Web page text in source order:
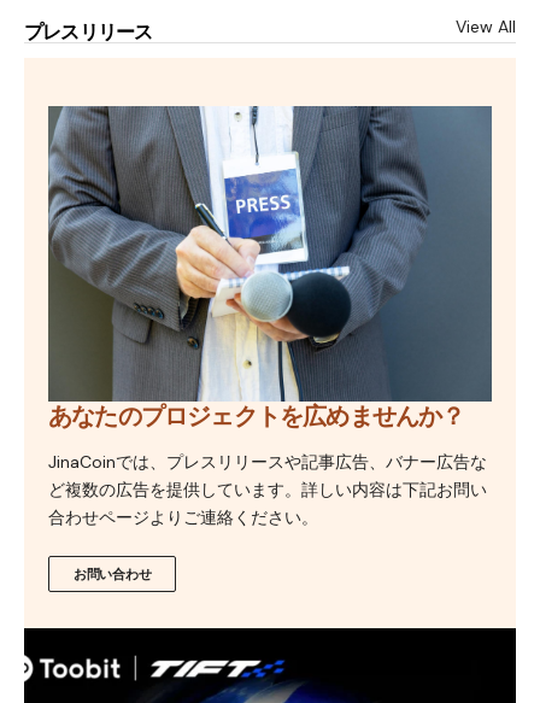
プレスリリース View All
あなたのプロジェクトを広めませんか？
JinaCoinでは、プレスリリースや記事広告、バナー広告な
ど複数の広告を提供しています。詳しい内容は下記お問い
合わせページよりご連絡ください。
お問い合わせ